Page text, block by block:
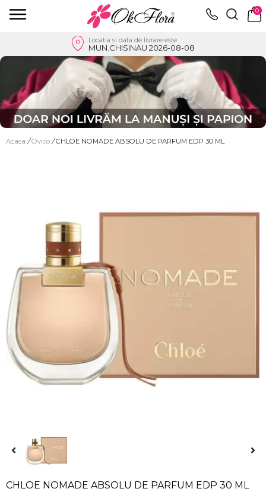
0
Locatia si data de livrare este
MUN.CHISINAU 2026-08-08
Acasa / Ovico / CHLOE NOMADE ABSOLU DE PARFUM EDP 30 ML
CHLOE NOMADE ABSOLU DE PARFUM EDP 30 ML